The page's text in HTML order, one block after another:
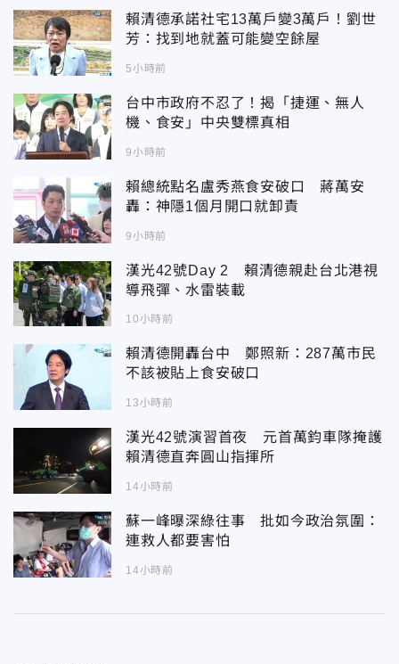
賴清德承諾社宅13萬戶變3萬戶！劉世
芳：找到地就蓋可能變空餘屋
5小時前
台中市政府不忍了！揭「捷運、無人
機、食安」中央雙標真相
9小時前
賴總統點名盧秀燕食安破口 蔣萬安
轟：神隱1個月開口就卸責
9小時前
漢光42號Day 2 賴清德親赴台北港視
導飛彈、水雷裝載
10小時前
賴清德開轟台中 鄭照新：287萬市民
不該被貼上食安破口
13小時前
漢光42號演習首夜 元首萬鈞車隊掩護
賴清德直奔圓山指揮所
14小時前
蘇一峰曝深綠往事 批如今政治氛圍：
連救人都要害怕
14小時前